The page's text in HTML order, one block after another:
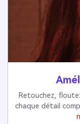
Retouchez,
chaque détail